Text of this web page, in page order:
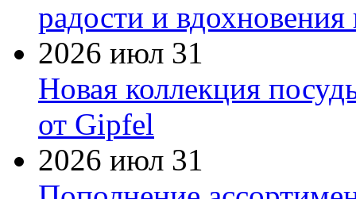
радости и
2026 июл 31
Новая коллекция
от Gipfel
2026 июл 31